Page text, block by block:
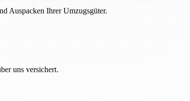
Auspacken Ihrer Umzugsgüter.
uns versichert.